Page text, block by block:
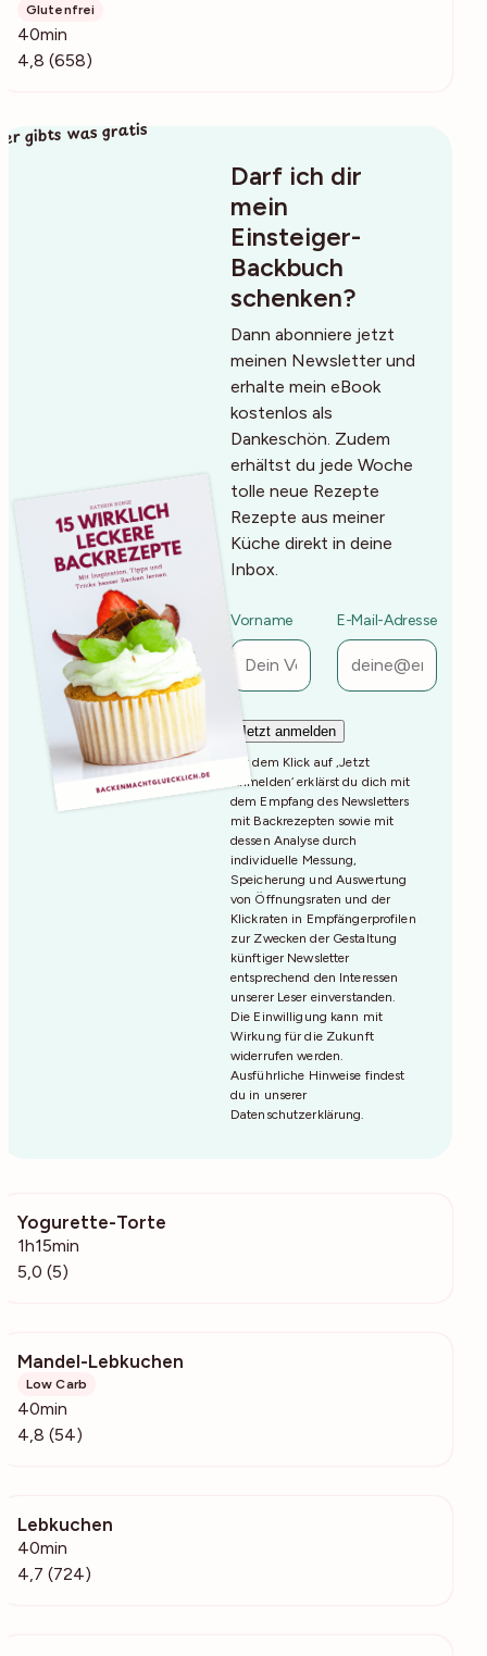
Glutenfrei
40min
4,8 (658)
Darf ich dir
mein
Einsteiger-
Backbuch
schenken?
Dann abonniere jetzt
meinen Newsletter und
erhalte mein eBook
kostenlos als
Dankeschön. Zudem
erhältst du jede Woche
tolle neue Rezepte
Rezepte aus meiner
Küche direkt in deine
Inbox.
Vorname E-Mail-Adresse
Mit dem Klick auf ‚Jetzt
Anmelden‘ erklärst du dich mit
dem Empfang des Newsletters
mit Backrezepten sowie mit
dessen Analyse durch
individuelle Messung,
Speicherung und Auswertung
von Öffnungsraten und der
Klickraten in Empfängerprofilen
zur Zwecken der Gestaltung
künftiger Newsletter
entsprechend den Interessen
unserer Leser einverstanden.
Die Einwilligung kann mit
Wirkung für die Zukunft
widerrufen werden.
Ausführliche Hinweise findest
du in unserer
Datenschutzerklärung
gibts was gratis
Yogurette-Torte
1h15min
5,0 (5)
Mandel-Lebkuchen
Low Carb
40min
4,8 (54)
Lebkuchen
40min
4,7 (724)